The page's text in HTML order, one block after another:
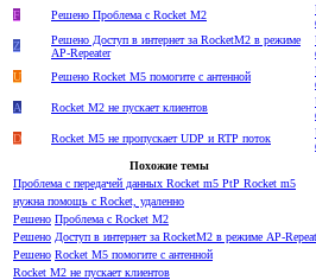
F
Решено Проблема с Rocket M2
Z
Решено Доступ в интернет за RocketM2 в режиме
AP-Repeater
U
Решено Rocket M5 помогите с антенной
A
Rocket M2 не пускает клиентов
D
Rocket M5 не пропускает UDP и RTP поток
Похожие темы
Проблема с передачей данных Rocket m5 PtP Rocket m5
нужна помощь с Rocket, удаленно
Решено Проблема с Rocket M2
Решено Доступ в интернет за RocketM2 в режиме AP-
Решено Rocket M5 помогите с антенной
Rocket M2 не пускает клиентов